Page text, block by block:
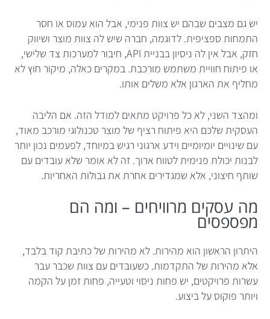
יש גם מצבים שבהם יש צוות פנימי, אבל הוא עמוס או חסר
התמחות ספציפית. לדוגמה, חברה שיש לה צוות מוצר ושיווק
חזק, אבל אין לה ניסיון בבניית API, חיבור למערכות צד שלישי,
או פיתוח חוויית משתמש מורכבת. במקרים כאלה, מיקור חוץ לא
מחליף את הארגון אלא משלים אותו.
ומהצד השני, לא כל פרויקט מתאים למודל הזה. אם הליבה
העסקית שלכם היא פיתוח רציף של מוצר טכנולוגי מורכב מאוד,
עם שינויים יומיומיים וידע ארגוני רגיש במיוחד, לפעמים נכון יותר
לבנות יכולת פנימית לטווח ארוך. זה לא אומר שלא עובדים עם
שותף חיצוני, אלא שמגדירים אחרת את גבולות האחריות.
מה עסקים מרוויחים – ומה הם
מפספסים
היתרון הראשון הוא מהירות. לא מהירות של כתיבת קוד בלבד,
אלא מהירות של התקדמות. כשעובדים עם צוות שכבר עבר
עשרות פרויקטים, יש פחות ניסוי וטעייה, פחות זמן על הקמה
ויותר פוקוס על ביצוע.